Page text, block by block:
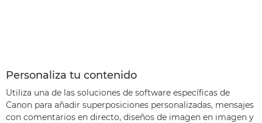
Personaliza tu contenido
Utiliza una de las soluciones de software específicas de
Canon para añadir superposiciones personalizadas, mensajes
con comentarios en directo, diseños de imagen en imagen y